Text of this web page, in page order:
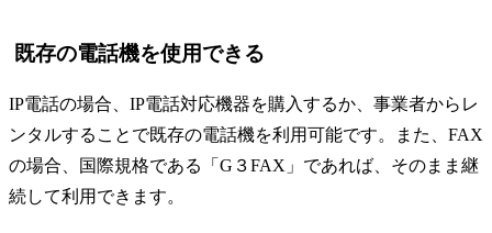
既存の電話機を使用できる
IP電話の場合、IP電話対応機器を購入するか、事業者からレ
ンタルすることで既存の電話機を利用可能です。また、FAX
の場合、国際規格である「G３FAX」であれば、そのまま継
続して利用できます。